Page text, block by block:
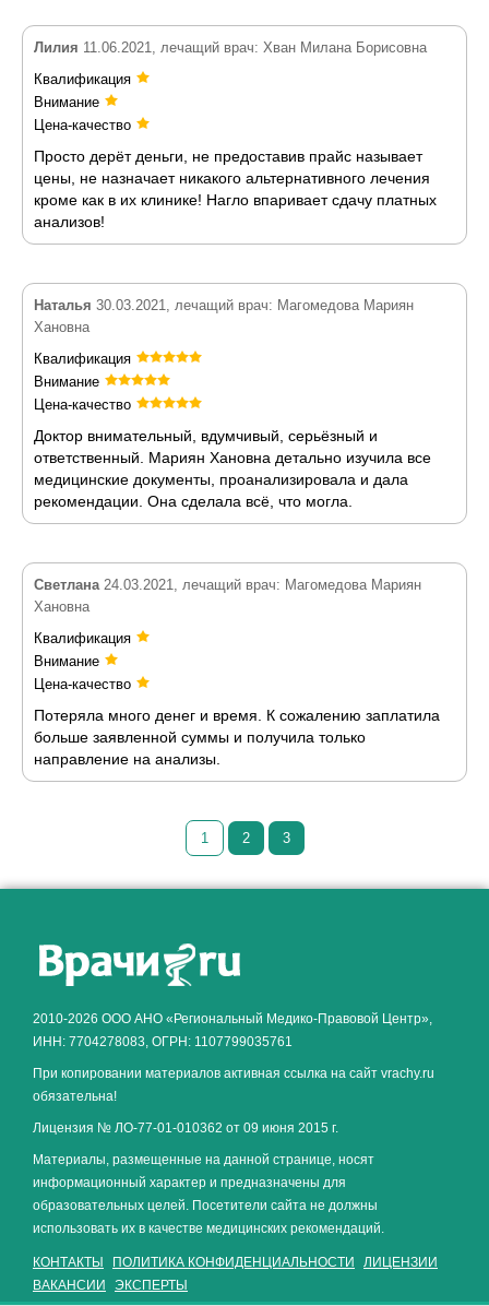
Лилия 11.06.2021, лечащий врач: Хван Милана Борисовна
Квалификация
Внимание
Цена-качество
Просто дерёт деньги, не предоставив прайс называет
цены, не назначает никакого альтернативного лечения
кроме как в их клинике! Нагло впаривает сдачу платных
анализов!
Наталья 30.03.2021, лечащий врач: Магомедова Мариян
Хановна
Квалификация
Внимание
Цена-качество
Доктор внимательный, вдумчивый, серьёзный и
ответственный. Мариян Хановна детально изучила все
медицинские документы, проанализировала и дала
рекомендации. Она сделала всё, что могла.
Светлана24.03.2021, лечащий врач: Магомедова Мариян
Хановна
Квалификация
Внимание
Цена-качество
Потеряла много денег и время. К сожалению заплатила
больше заявленной суммы и получила только
направление на анализы.
1 2 3
2010-2026 ООО АНО «Региональный Медико-Правовой Центр»,
ИНН: 7704278083, ОГРН: 1107799035761
При копировании материалов активная ссылка на сайт vrachy.ru
обязательна!
Лицензия № ЛО-77-01-010362 от 09 июня 2015 г.
Материалы, размещенные на данной странице, носят
информационный характер и предназначены для
образовательных целей. Посетители сайта не должны
использовать их в качестве медицинских рекомендаций.
КОНТАКТЫ ПОЛИТИКА КОНФИДЕНЦИАЛЬНОСТИ
ЛИЦЕНЗИИ
ВАКАНСИИ
ЭКСПЕРТЫ